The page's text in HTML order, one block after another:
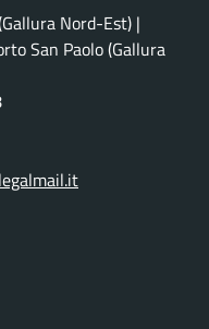
Nord-Est) |
San Paolo (Gallura